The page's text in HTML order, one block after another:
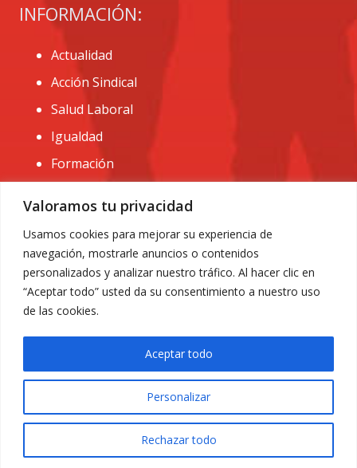
Valoramos tu privacidad
Usamos cookies para mejorar su experiencia de
navegación, mostrarle anuncios o contenidos
personalizados y analizar nuestro tráfico. Al hacer clic en
“Aceptar todo” usted da su consentimiento a nuestro uso
de las cookies.
Personalizar
Rechazar todo
Aceptar todo
INFORMACIÓN:
Actualidad
Acción Sindical
Salud Laboral
Igualdad
Formación
CONTACTO:
administracion@usomurcia.org
968 25 01 20
C/ Huerto de las bombas nº6. 30009 Murcia
Privacidad|
© 2018 Todos los derechos reservados. Diseño web
ACRILONIA